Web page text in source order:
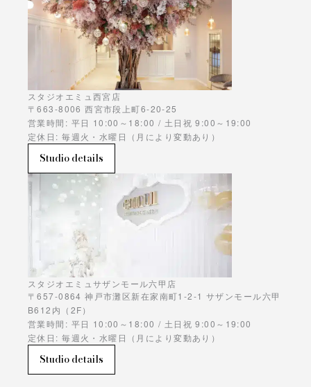
スタジオエミュ西宮店
〒663-8006 西宮市段上町6-20-25
営業時間: 平日 10:00～18:00 / 土日祝 9:00～19:00
定休日: 毎週火・水曜日（月により変動あり）
Studio details
スタジオエミュサザンモール六甲店
〒657-0864 神戸市灘区新在家南町1-2-1 サザンモール六甲
B612内（2F）
営業時間: 平日 10:00～18:00 / 土日祝 9:00～19:00
定休日: 毎週火・水曜日（月により変動あり）
Studio details